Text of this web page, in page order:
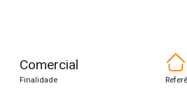
Comercial
Finalidade